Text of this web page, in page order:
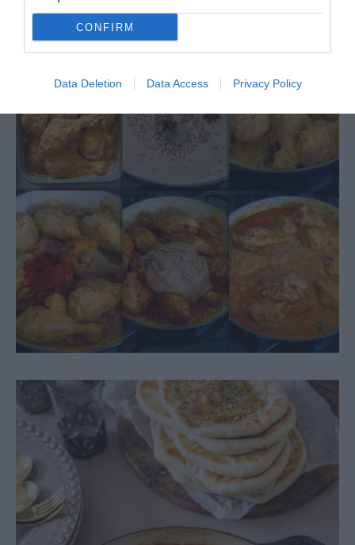
CONFIRM
Data Deletion Data Access Privacy Policy